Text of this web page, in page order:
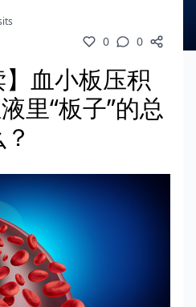
0 0
】血小板压积
里“板子”的总